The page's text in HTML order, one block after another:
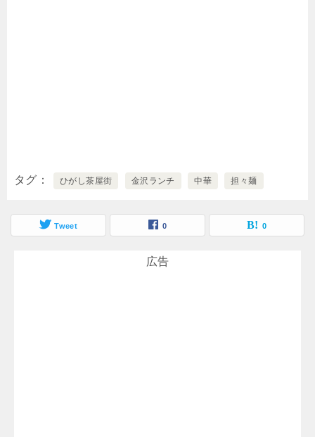
タグ ひがし茶屋街 金沢ランチ 中華 担々麺
Tweet 0 0
広告